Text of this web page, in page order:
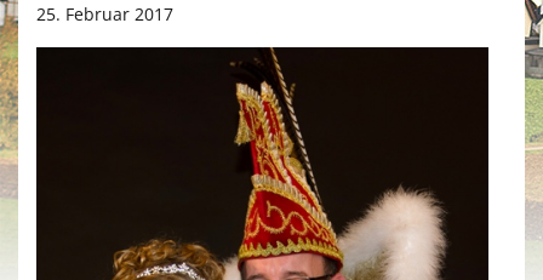
25. Februar 2017